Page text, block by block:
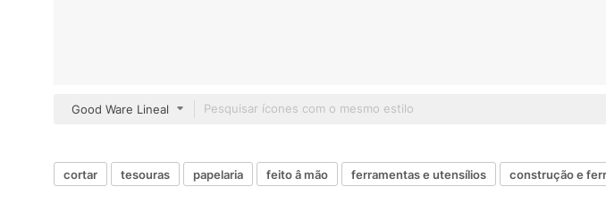
Good Ware Lineal
cortar tesouras papelaria feito â mão ferramentas e utensílios construção e